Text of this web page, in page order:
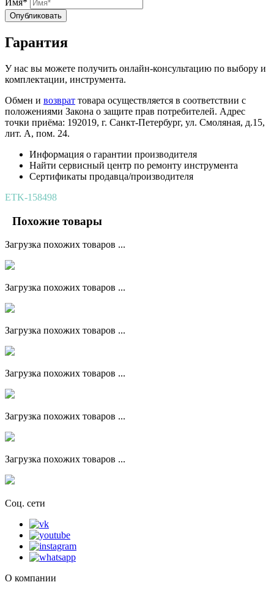
Имя*
Опубликовать
Гарантия
У нас вы можете получить онлайн-консультацию по выбору и
комплектации, инструмента.
Обмен и возврат товара осуществляется в соответствии с
положениями Закона о защите прав потребителей. Адрес
точки приёма: 192019, г. Санкт-Петербург, ул. Смоляная, д.15,
лит. А, пом. 24.
Информация о гарантии производителя
Найти сервисный центр по ремонту инструмента
Сертификаты продавца/производителя
ETK-158498
Похожие товары
Загрузка похожих товаров ...
Загрузка похожих товаров ...
Загрузка похожих товаров ...
Загрузка похожих товаров ...
Загрузка похожих товаров ...
Загрузка похожих товаров ...
Соц. сети
О компании